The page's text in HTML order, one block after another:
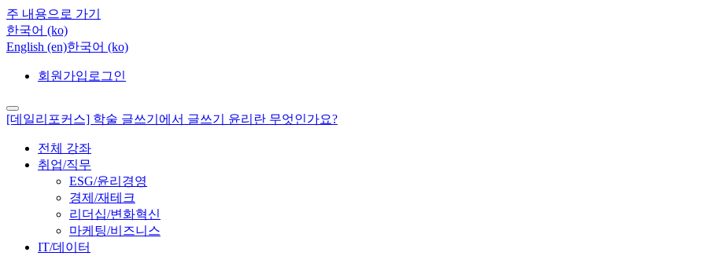
주 내용으로 가기
한국어 ‎(ko)‎
English ‎(en)‎한국어 ‎(ko)‎
회원가입 로그인
[데일리포커스] 학술 글쓰기에서 글쓰기 윤리란 무엇인가요?
전체 강좌
취업/직무
ESG/윤리경영
경제/재테크
리더십/변화혁신
마케팅/비즈니스
IT/데이터